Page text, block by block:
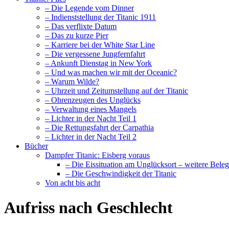
– Die Legende vom Dinner
– Indienststellung der Titanic 1911
– Das verflixte Datum
– Das zu kurze Pier
– Karriere bei der White Star Line
– Die vergessene Jungfernfahrt
– Ankunft Dienstag in New York
– Und was machen wir mit der Oceanic?
– Warum Wilde?
– Uhrzeit und Zeitumstellung auf der Titanic
– Ohrenzeugen des Unglücks
– Verwaltung eines Mangels
– Lichter in der Nacht Teil 1
– Die Rettungsfahrt der Carpathia
– Lichter in der Nacht Teil 2
Bücher
Dampfer Titanic: Eisberg voraus
– Die Eissituation am Unglücksort – weitere
– Die Geschwindigkeit der Titanic
Von acht bis acht
Aufriss nach Geschlecht